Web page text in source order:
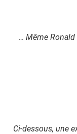
… Même
Ci-dessous, une